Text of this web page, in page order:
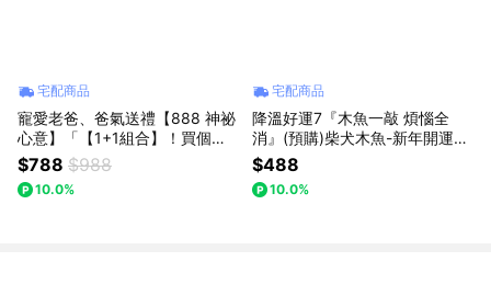
宅配商品
寵愛老爸、爸氣送禮【888 神祕
心意】「【1+1組合】！買個木
魚消業障，再送卡皮巴拉穩情
緒。」【Full house 幸福時光
屋】(預購) /耶誕禮物/聖誕禮物/
$788 $988
10.0%
宅配商品
降溫好運7『木魚一敲 煩惱全
消』(預購)柴犬木魚-新年開運禮
物/紓壓小物/生日禮物/新年禮物/
耶誕禮物/交換禮物【Full house
幸福時光屋】
$488
10.0%